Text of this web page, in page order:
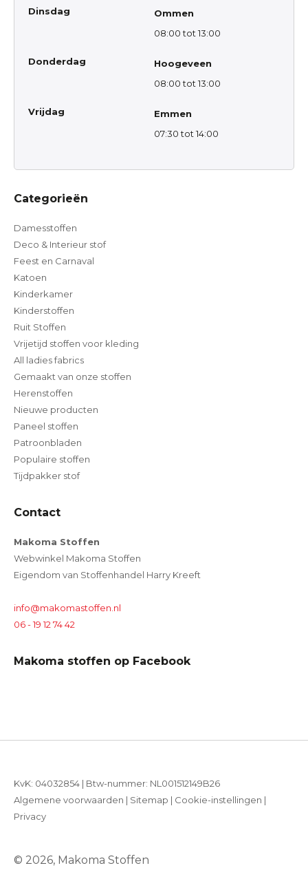
Dinsdag
Ommen
08:00 tot 13:00
Donderdag
Hoogeveen
08:00 tot 13:00
Vrijdag
Emmen
07:30 tot 14:00
Categorieën
Damesstoffen
Deco & Interieur stof
Feest en Carnaval
Katoen
Kinderkamer
Kinderstoffen
Ruit Stoffen
Vrijetijd stoffen voor kleding
All ladies fabrics
Gemaakt van onze stoffen
Herenstoffen
Nieuwe producten
Paneel stoffen
Patroonbladen
Populaire stoffen
Tijdpakker stof
Contact
Makoma Stoffen
Webwinkel Makoma Stoffen
Eigendom van Stoffenhandel Harry Kreeft
info@makomastoffen.nl
06 - 19 12 74 42
Makoma stoffen op Facebook
© 2026, Makoma Stoffen
KvK: 04032854 | Btw-nummer: NL001512149B26
Algemene voorwaarden | Sitemap | Cookie-instellingen |
Privacy